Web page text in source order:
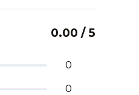
0.00 / 5
0
0